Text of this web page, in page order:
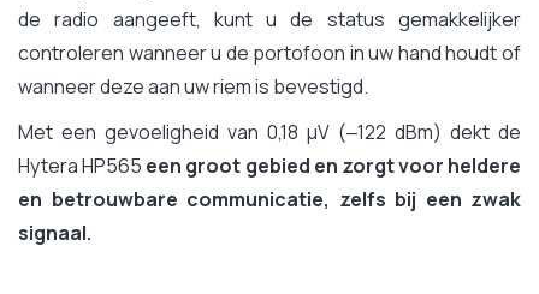
de radio aangeeft, kunt u de status gemakkelijker
controleren wanneer u de portofoon in uw hand houdt of
wanneer deze aan uw riem is bevestigd.
Met een gevoeligheid van 0,18 μV (‒122 dBm) dekt de
Hytera HP565 een groot gebied en zorgt voor heldere
en betrouwbare communicatie, zelfs bij een zwak
signaal.